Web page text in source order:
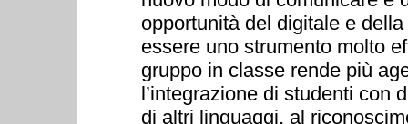
opportunità del digitale e
essere uno strumento molto
gruppo in classe rende più
l’integrazione di studenti con
di altri linguaggi, al